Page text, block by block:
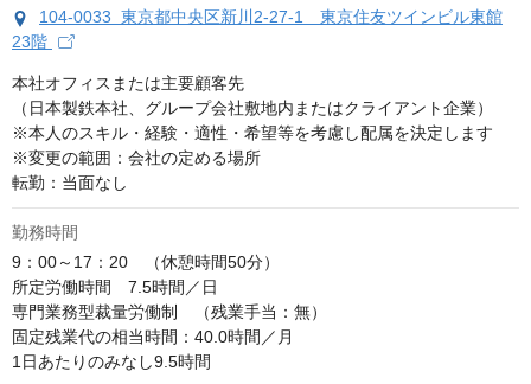
104-0033 東京都中央区新川2-27-1 東京住友ツインビル東館
23階
本社オフィスまたは主要顧客先
（日本製鉄本社、グループ会社敷地内またはクライアント企業）
※本人のスキル・経験・適性・希望等を考慮し配属を決定します
※変更の範囲：会社の定める場所
転勤：当面なし
勤務時間
9：00～17：20　（休憩時間50分）
所定労働時間　7.5時間／日
専門業務型裁量労働制　（残業手当：無）
固定残業代の相当時間：40.0時間／月
1日あたりのみなし9.5時間